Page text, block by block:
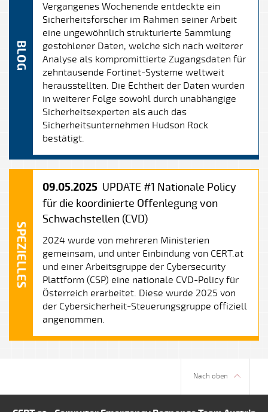
BLOG
Vergangenes Wochenende entdeckte ein
Sicherheitsforscher im Rahmen seiner Arbeit
eine ungewöhnlich strukturierte Sammlung
gestohlener Daten, welche sich nach weiterer
Analyse als kompromittierte Zugangsdaten für
zehntausende Fortinet-Systeme weltweit
herausstellten. Die Echtheit der Daten wurden
in weiterer Folge sowohl durch unabhängige
Sicherheitsexperten als auch das
Sicherheitsunternehmen Hudson Rock
bestätigt.
SPEZIELLES
09.05.2025 UPDATE #1 Nationale Policy
für die koordinierte Offenlegung von
Schwachstellen (CVD)
2024 wurde von mehreren Ministerien
gemeinsam, und unter Einbindung von CERT.at
und einer Arbeitsgruppe der Cybersecurity
Plattform (CSP) eine nationale CVD-Policy für
Österreich erarbeitet. Diese wurde 2025 von
der Cybersicherheit-Steuerungsgruppe offiziell
angenommen.
Nach oben